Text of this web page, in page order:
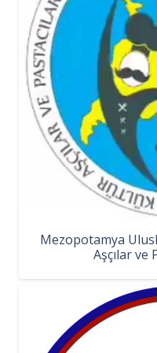
Mezopotamya
Aşçılar ve